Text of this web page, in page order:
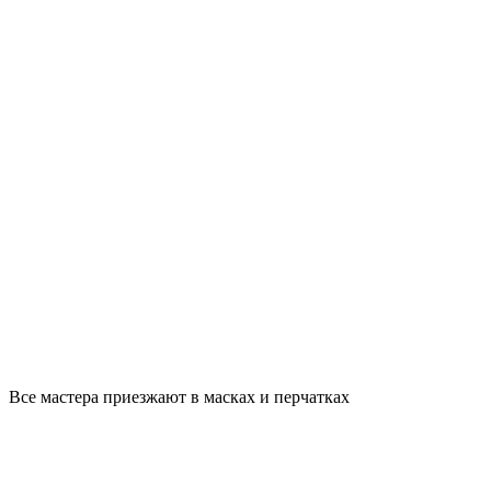
Все мастера приезжают в масках и перчатках